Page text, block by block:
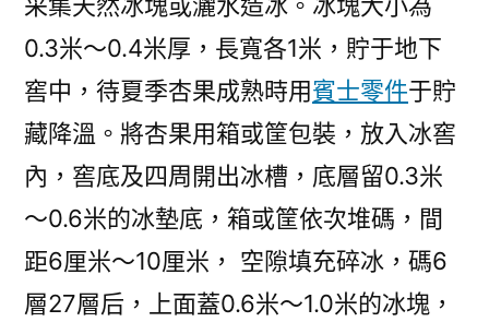
0.3米～0.4米厚，長寬各1米，貯于地下
窖中，待夏季杏果成熟時用賓士零件于貯
藏降溫。將杏果用箱或筐包裝，放入冰窖
內，窖底及四周開出冰槽，底層留0.3米
～0.6米的冰墊底，箱或筐依次堆碼，間
距6厘米～10厘米， 空隙填充碎冰，碼6
層27層后，上面蓋0.6米～1.0米的冰塊，